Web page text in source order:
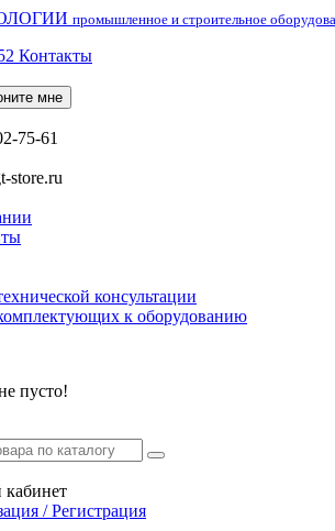
промышленное и строительное
Контакты
мне
75-61
store.ru
консультации
к оборудованию
пусто!
/ Регистрация